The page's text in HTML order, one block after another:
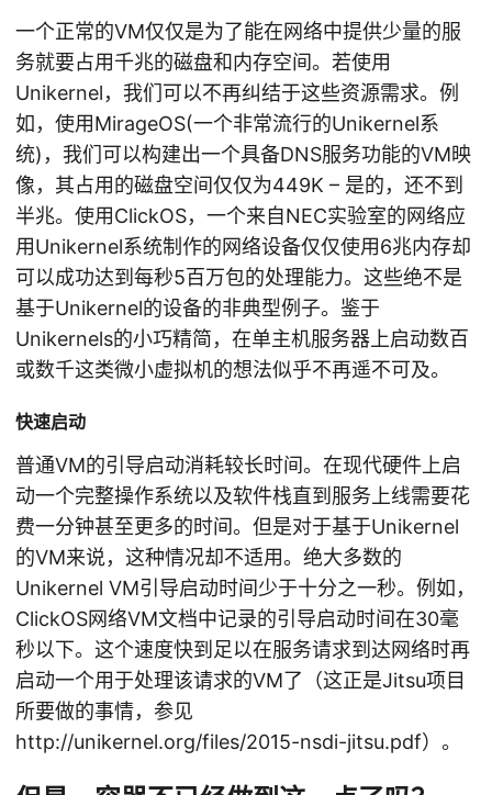
一个正常的VM仅仅是为了能在网络中提供少量的服
务就要占用千兆的磁盘和内存空间。若使用
Unikernel，我们可以不再纠结于这些资源需求。例
如，使用MirageOS(一个非常流行的Unikernel系
统)，我们可以构建出一个具备DNS服务功能的VM映
像，其占用的磁盘空间仅仅为449K – 是的，还不到
半兆。使用ClickOS，一个来自NEC实验室的网络应
用Unikernel系统制作的网络设备仅仅使用6兆内存却
可以成功达到每秒5百万包的处理能力。这些绝不是
基于Unikernel的设备的非典型例子。鉴于
Unikernels的小巧精简，在单主机服务器上启动数百
或数千这类微小虚拟机的想法似乎不再遥不可及。
快速启动
普通VM的引导启动消耗较长时间。在现代硬件上启
动一个完整操作系统以及软件栈直到服务上线需要花
费一分钟甚至更多的时间。但是对于基于Unikernel
的VM来说，这种情况却不适用。绝大多数的
Unikernel VM引导启动时间少于十分之一秒。例如，
ClickOS网络VM文档中记录的引导启动时间在30毫
秒以下。这个速度快到足以在服务请求到达网络时再
启动一个用于处理该请求的VM了（这正是Jitsu项目
所要做的事情，参见
http://unikernel.org/files/2015-nsdi-jitsu.pdf）。